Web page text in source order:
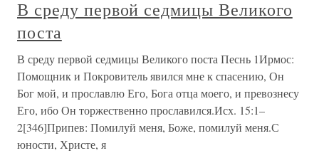
В среду первой седмицы Великого
поста
В среду первой седмицы Великого поста Песнь 1Ирмос:
Помощник и Покровитель явился мне к спасению, Он
Бог мой, и прославлю Его, Бога отца моего, и превознесу
Его, ибо Он торжественно прославился.Исх. 15:1–
2[346]Припев: Помилуй меня, Боже, помилуй меня.С
юности, Христе, я